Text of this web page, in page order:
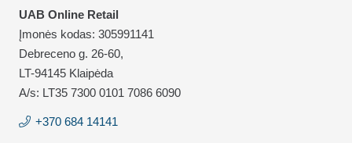
UAB Online Retail
Įmonės kodas: 305991141
Debreceno g. 26-60,
LT-94145 Klaipėda
A/s: LT35 7300 0101 7086 6090
+370 684 14141